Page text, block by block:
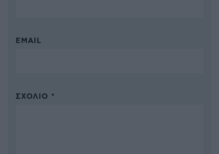
EMAIL
ΣΧΌΛΙΟ *